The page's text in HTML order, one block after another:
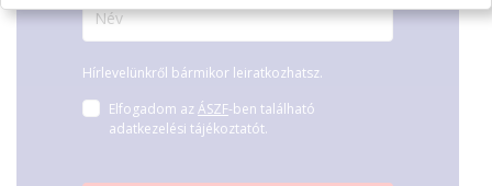
Hírlevelünkről bármikor leiratkozhatsz.
Elfogadom az ÁSZF-ben található
adatkezelési tájékoztatót.